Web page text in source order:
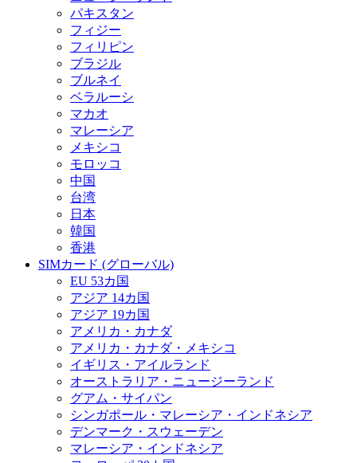
パキスタン
フィジー
フィリピン
ブラジル
ブルネイ
ベラルーシ
マカオ
マレーシア
メキシコ
モロッコ
中国
台湾
日本
韓国
香港
SIMカード (グローバル)
EU 53カ国
アジア 14カ国
アジア 19カ国
アメリカ・カナダ
アメリカ・カナダ・メキシコ
イギリス・アイルランド
オーストラリア・ニュージーランド
グアム・サイパン
シンガポール・マレーシア・インドネシア
デンマーク・スウェーデン
マレーシア・インドネシア